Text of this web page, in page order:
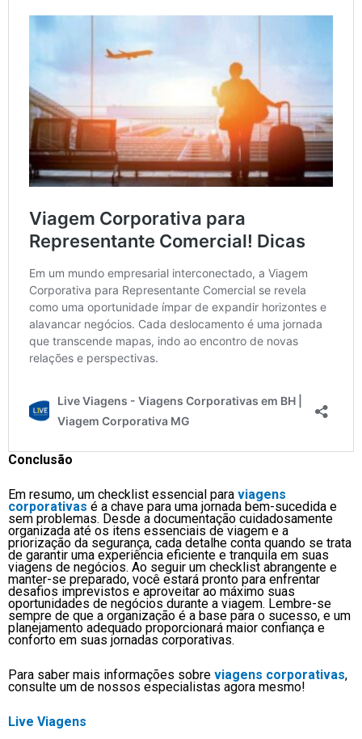
Conclusão
Em resumo, um checklist essencial para viagens
corporativas é a chave para uma jornada bem-sucedida e
sem problemas. Desde a documentação cuidadosamente
organizada até os itens essenciais de viagem e a
priorização da segurança, cada detalhe conta quando se trata
de garantir uma experiência eficiente e tranquila em suas
viagens de negócios. Ao seguir um checklist abrangente e
manter-se preparado, você estará pronto para enfrentar
desafios imprevistos e aproveitar ao máximo suas
oportunidades de negócios durante a viagem. Lembre-se
sempre de que a organização é a base para o sucesso, e um
planejamento adequado proporcionará maior confiança e
conforto em suas jornadas corporativas.
Para saber mais informações sobre viagens corporativas,
consulte um de nossos especialistas agora mesmo!
Live Viagens